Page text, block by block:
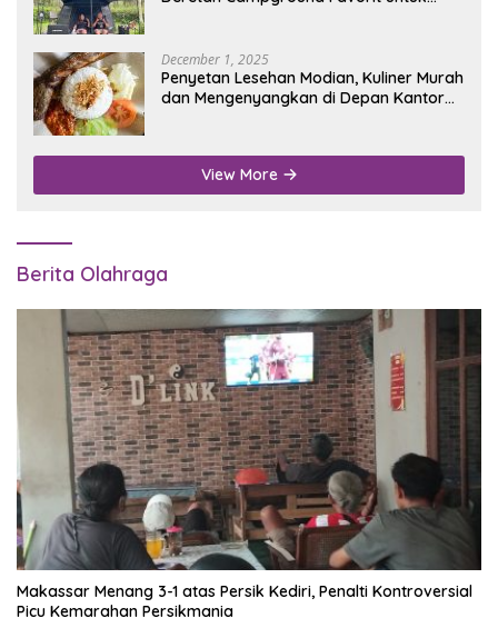
December 1, 2025
Penyetan Lesehan Modian, Kuliner Murah
dan Mengenyangkan di Depan Kantor
View More
Berita Olahraga
Makassar Menang 3-1 atas Persik Kediri, Penalti Kontroversial
Picu Kemarahan Persikmania